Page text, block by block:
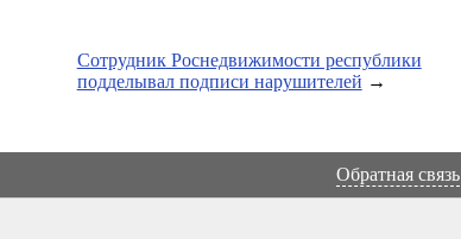
Сотрудник Роснедвижимости республики
подделывал подписи нарушителей →
Обратная связь